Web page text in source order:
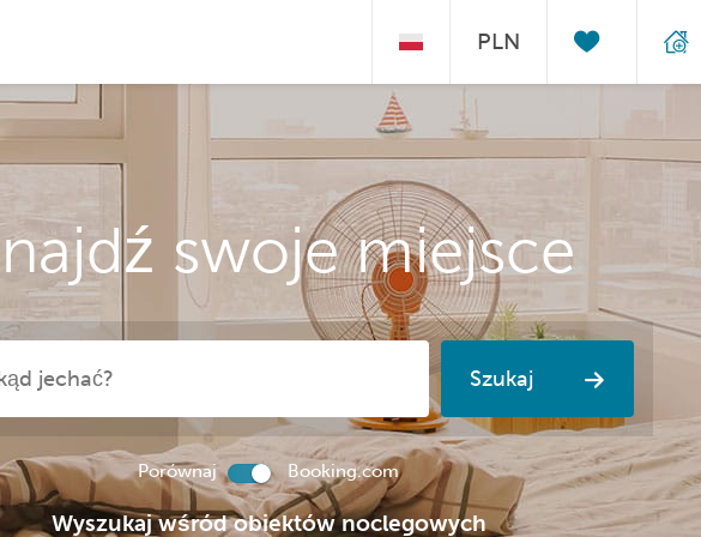
swoje miejsce
Szukaj
Porównaj Booking.com
Wyszukaj wśród obiektów noclegowych
PLN